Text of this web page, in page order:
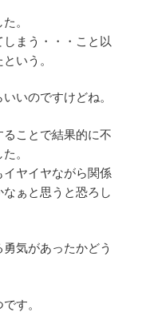
。
まう・・・こと以
いう。
いのですけどね。
ことで結果的に不
。
ヤイヤながら関係
ぁと思うと恐ろし
気があったかどう
す。